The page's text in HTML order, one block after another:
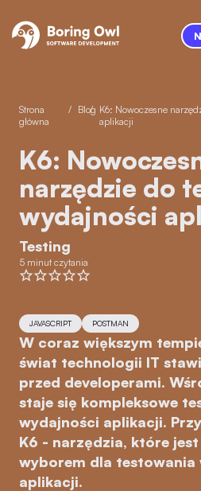
Strona
główna
/ Blog
/ K6: Nowoczesne narzędzie do testowania wydajności
aplikacji
K6: Nowoczesne
narzędzie do
wydajności
Testing
5 minut czytania
JAVASCRIPT POSTMAN
W coraz większym
świat technologii IT
przed developerami.
staje się kompleksowe
wydajności aplikacji.
K6 - narzędzia, które
wyborem dla testowania
aplikacji.